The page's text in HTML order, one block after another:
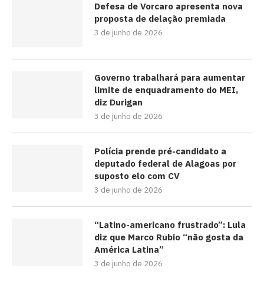
Defesa de Vorcaro apresenta nova
proposta de delação premiada
3 de junho de 2026
Governo trabalhará para aumentar
limite de enquadramento do MEI,
diz Durigan
3 de junho de 2026
Polícia prende pré-candidato a
deputado federal de Alagoas por
suposto elo com CV
3 de junho de 2026
“Latino-americano frustrado”: Lula
diz que Marco Rubio “não gosta da
América Latina”
3 de junho de 2026